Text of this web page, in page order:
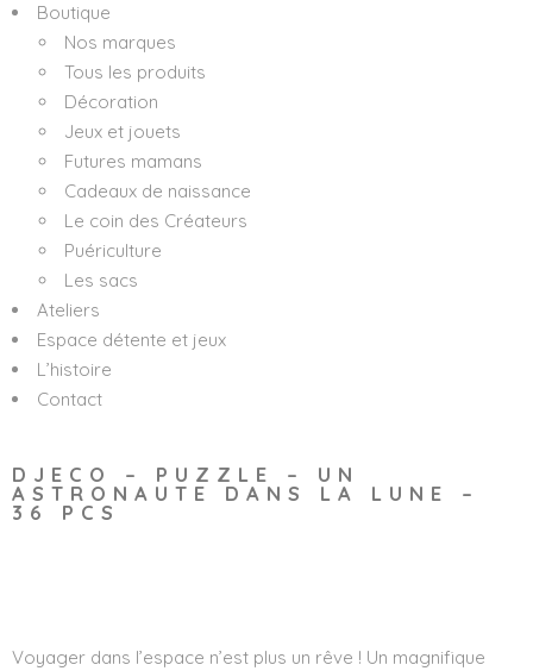
Boutique
Nos marques
Tous les produits
Décoration
Jeux et jouets
Futures mamans
Cadeaux de naissance
Le coin des Créateurs
Puériculture
Les sacs
Ateliers
Espace détente et jeux
L’histoire
Contact
DJECO – PUZZLE – UN
ASTRONAUTE DANS LA LUNE –
36 PCS
Voyager dans l’espace n’est plus un rêve ! Un magnifique